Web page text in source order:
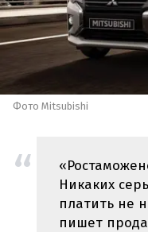
Фото Mitsubishi
Никаких
платить не
пишет